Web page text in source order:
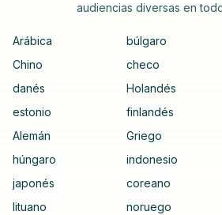
audiencias diversas en
Arábica búlgaro
Chino
checo
danés
Holandés
estonio
finlandés
Alemán
Griego
húngaro
indonesio
japonés
coreano
lituano
noruego